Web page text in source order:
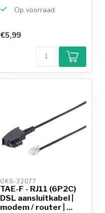
Op voorraad
€5,99
OKS-32077
TAE-F - RJ11 (6P2C)
DSL aansluitkabel |
modem / router | ...